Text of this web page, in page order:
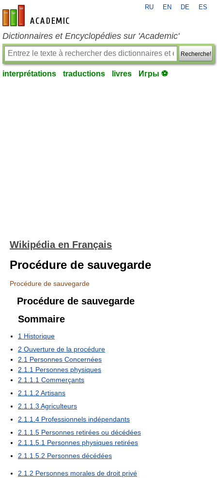
fr-academic.com
RU EN DE ES
Dictionnaires et Encyclopédies sur 'Academic'
Recherche!
interprétations traductions livres Игры ⚽
Wikipédia en Français
Procédure de sauvegarde
Procédure de sauvegarde
Procédure de sauvegarde
Sommaire
1 Historique
2 Ouverture de la procédure
2.1 Personnes Concernées
2.1.1 Personnes physiques
2.1.1.1 Commerçants
2.1.1.2 Artisans
2.1.1.3 Agriculteurs
2.1.1.4 Professionnels indépendants
2.1.1.5 Personnes retirées ou décédées
2.1.1.5.1 Personnes physiques retirées
2.1.1.5.2 Personnes décédées
2.1.2 Personnes morales de droit privé